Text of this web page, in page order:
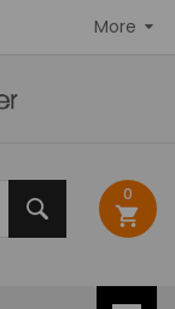
0
shopping_cart
More